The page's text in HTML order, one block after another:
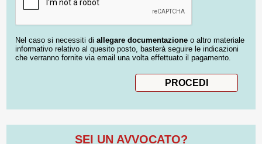
Nel caso si necessiti di allegare documentazione o altro materiale
informativo relativo al quesito posto, basterà seguire le indicazioni
che verranno fornite via email una volta effettuato il pagamento.
SEI UN AVVOCATO?